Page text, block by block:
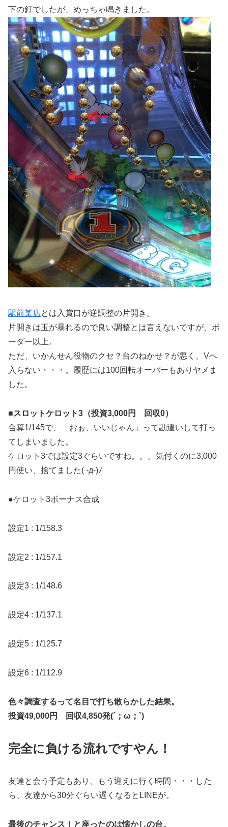
下の釘でしたが、めっちゃ鳴きました。
駅前某店とは入賞口が逆調整の片開き。
片開きは玉が暴れるので良い調整とは言えないですが、ボ
ーダー以上。
ただ、いかんせん役物のクセ？台のねかせ？が悪く、Vへ
入らない・・・。履歴には100回転オーバーもありヤメま
した。
■スロットケロット3（投資3,000円 回収0）
合算1/145で、「おぉ、いいじゃん」って勘違いして打っ
てしまいました。
ケロット3では設定3ぐらいですね。。。気付くのに3,000
円使い、捨てました( -д-)ﾉ
●ケロット3ボーナス合成
設定1 : 1/158.3
設定2 : 1/157.1
設定3 : 1/148.6
設定4 : 1/137.1
設定5 : 1/125.7
設定6 : 1/112.9
色々調査するって名目で打ち散らかした結果。
投資49,000円 回収4,850発(´；ω；`)
完全に負ける流れですやん！
友達と会う予定もあり、もう迎えに行く時間・・・した
ら、友達から30分ぐらい遅くなるとLINEが。
最後のチャンス！と座ったのは懐かしの台。